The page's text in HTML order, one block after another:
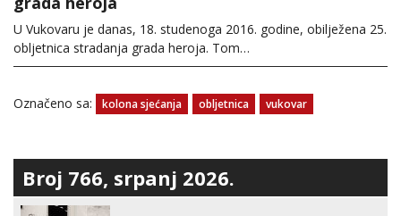
U Vukovaru je danas, 18. studenoga 2016. godine, obilježena 25.
obljetnica stradanja grada heroja. Tom…
Označeno sa: kolona sjećanja obljetnica vukovar
Broj 766, srpanj 2026.